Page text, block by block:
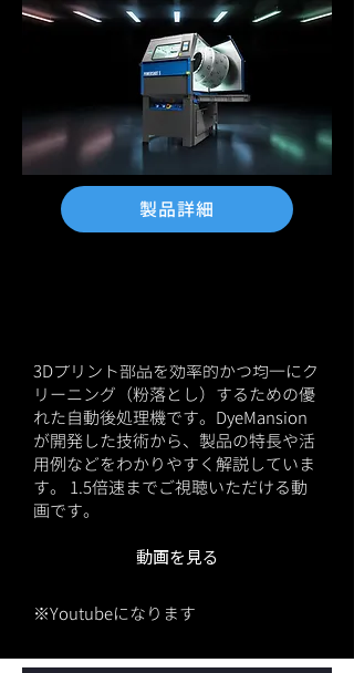
3Dプリント部品を効率的かつ均一にク
リーニング（粉落とし）するための優
れた自動後処理機です。DyeMansion
が開発した技術から、製品の特長や活
用例などをわかりやすく解説していま
す。 1.5倍速までご視聴いただける動
画です。
動画を見る
​※Youtubeになります
製品詳細